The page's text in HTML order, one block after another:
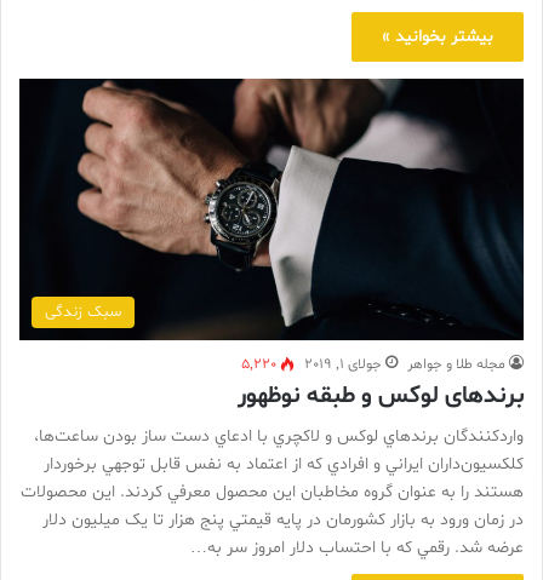
بیشتر بخوانید »
سبک زندگی
مجله طلا و جواهر جولای 1, 2019 5,220
برندهای لوکس و طبقه نوظهور
واردکنندگان برندهاي لوکس و لاکچري با ادعاي دست ساز بودن ساعت‌ها،
کلکسيون‌داران ايراني و افرادي که از اعتماد به نفس قابل توجهي برخوردار
هستند را به عنوان گروه مخاطبان اين محصول معرفي کردند. اين محصولات
در زمان ورود به بازار کشورمان در پايه قيمتي پنج هزار تا يک ميليون دلار
عرضه شد. رقمي ‌که با احتساب دلار امروز سر به…